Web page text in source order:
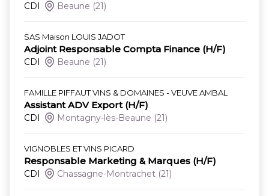
CDI Beaune (21)
SAS Maison LOUIS JADOT
Adjoint Responsable Compta Finance (H/F)
CDI Beaune (21)
FAMILLE PIFFAUT VINS & DOMAINES - VEUVE AMBAL
Assistant ADV Export (H/F)
CDI Montagny-lès-Beaune (21)
VIGNOBLES ET VINS PICARD
Responsable Marketing & Marques (H/F)
CDI Chassagne-Montrachet (21)